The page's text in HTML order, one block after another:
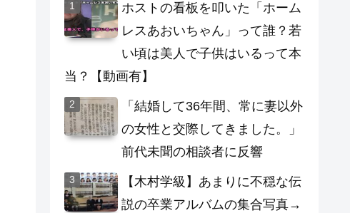
ホストの看板を叩いた「ホーム
レスあおいちゃん」って誰？若
い頃は美人で子供はいるって本
当？【動画有】
「結婚して36年間、常に妻以外
の女性と交際してきました。」
前代未聞の相談者に反響
【木村学級】あまりに不穏な伝
説の卒業アルバムの集合写真→